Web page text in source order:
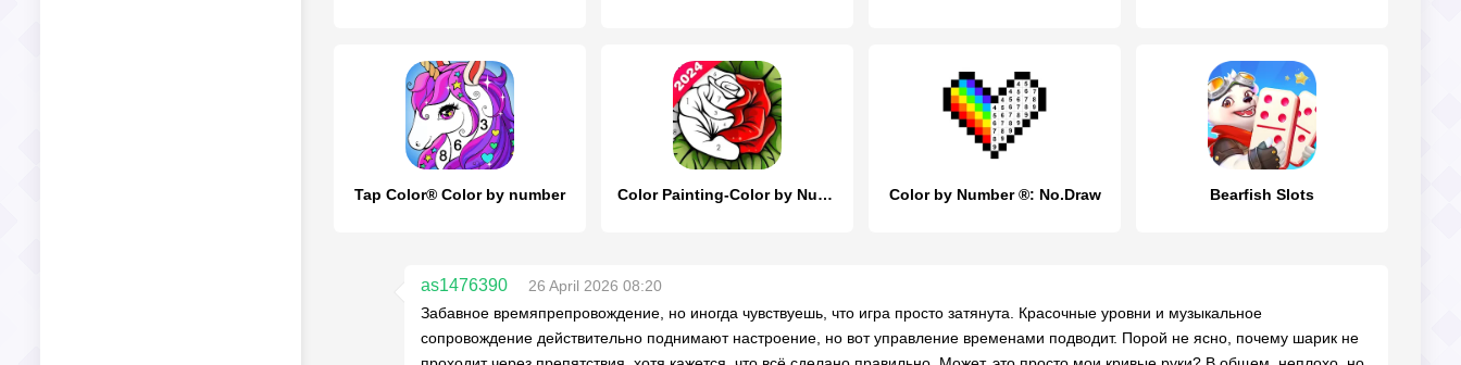
Tap Color® Color by number Color Painting-Color by Number Color by Number ®: No.Draw Bearfish Slots
as1476390
26 April 2026 08:20
Забавное времяпрепровождение, но иногда чувствуешь, что игра просто затянута. Красочные уровни и музыкальное
сопровождение действительно поднимают настроение, но вот управление временами подводит. Порой не ясно, почему шарик не